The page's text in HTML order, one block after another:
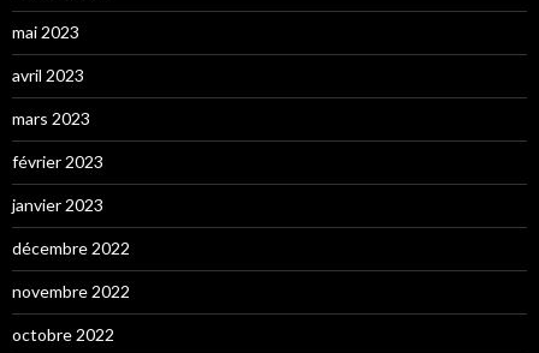
mai 2023
avril 2023
mars 2023
février 2023
janvier 2023
décembre 2022
novembre 2022
octobre 2022